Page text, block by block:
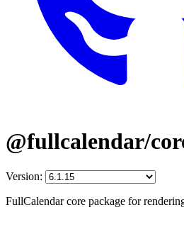
@fullcalendar/
Version:
FullCalendar core package for